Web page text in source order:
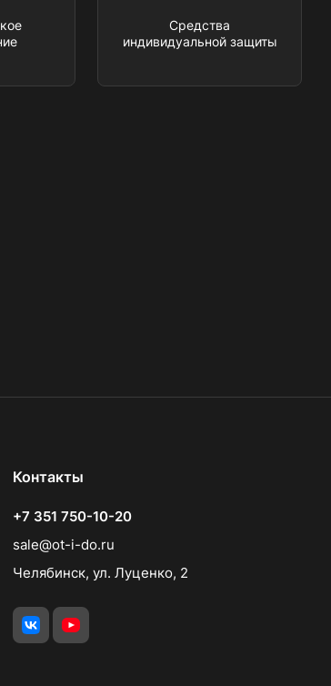
Средства
индивидуальной защиты
Контакты
+7 351 750-10-20
sale@ot-i-do.ru
Челябинск, ул. Луценко, 2